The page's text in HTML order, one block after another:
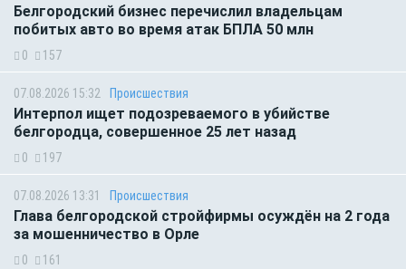
Белгородский бизнес перечислил владельцам
побитых авто во время атак БПЛА 50 млн
0 157
07.08.2026 15:32 Происшествия
Интерпол ищет подозреваемого в убийстве
белгородца, совершенное 25 лет назад
0 197
07.08.2026 13:31 Происшествия
Глава белгородской стройфирмы осуждён на 2 года
за мошенничество в Орле
0 161